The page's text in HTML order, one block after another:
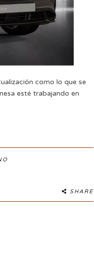
como lo que se
esté trabajando en
SHARE